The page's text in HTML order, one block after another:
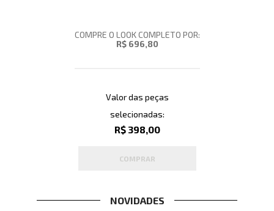
COMPRE O LOOK COMPLETO POR:
R$ 696,80
Valor das peças
selecionadas:
R$ 398,00
COMPRAR
NOVIDADES